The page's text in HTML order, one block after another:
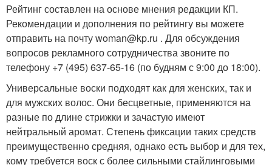
Рейтинг составлен на основе мнения редакции КП.
Рекомендации и дополнения по рейтингу вы можете
отправить на почту woman@kp.ru . Для обсуждения
вопросов рекламного сотрудничества звоните по
телефону +7 (495) 637-65-16 (по будням с 9:00 до 18:00).
Универсальные воски подходят как для женских, так и
для мужских волос. Они бесцветные, применяются на
разные по длине стрижки и зачастую имеют
нейтральный аромат. Степень фиксации таких средств
преимущественно средняя, однако есть выбор и для тех,
кому требуется воск с более сильными стайлинговыми